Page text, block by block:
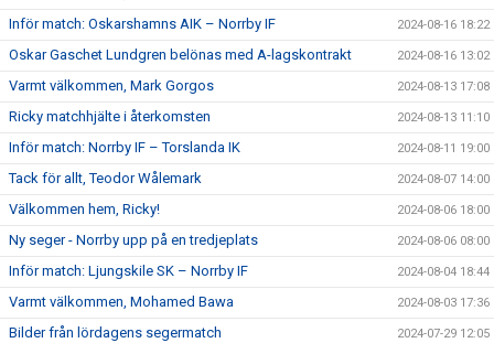
Inför match: Oskarshamns AIK – Norrby IF 2024-08-16 18:22
Oskar Gaschet Lundgren belönas med A-lagskontrakt 2024-08-16 13:02
Varmt välkommen, Mark Gorgos 2024-08-13 17:08
Ricky matchhjälte i återkomsten 2024-08-13 11:10
Inför match: Norrby IF – Torslanda IK 2024-08-11 19:00
Tack för allt, Teodor Wålemark 2024-08-07 14:00
Välkommen hem, Ricky! 2024-08-06 18:00
Ny seger - Norrby upp på en tredjeplats 2024-08-06 08:00
Inför match: Ljungskile SK – Norrby IF 2024-08-04 18:44
Varmt välkommen, Mohamed Bawa 2024-08-03 17:36
Bilder från lördagens segermatch 2024-07-29 12:05